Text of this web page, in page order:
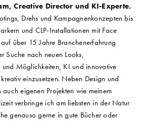
, Creative Director und KI-Experte.
Drehs und Kampagnenkonzepten bis
und CLP-Installationen mit Face
über 15 Jahre Branchenerfahrung
Suche nach neuen Looks,
Möglichkeiten, KI und innovative
einzusetzen. Neben Design und
eigenen Projekten wie meinem
verbringe ich am liebsten in der Natur
genauso gerne in gute Bücher oder